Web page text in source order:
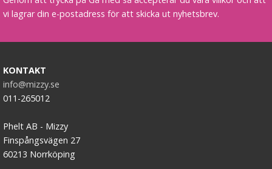
LÄGG I VARUKORG
#1 Svart - Hästsvans lockig rosett syntetiskt löshår
vi lagrar din e-postadress för att skicka ut nyhetsbrev.
KONTAKT
info@mizzy.se
011-265012
Phelt AB - Mizzy
Finspångsvägen 27
60213 Norrköping